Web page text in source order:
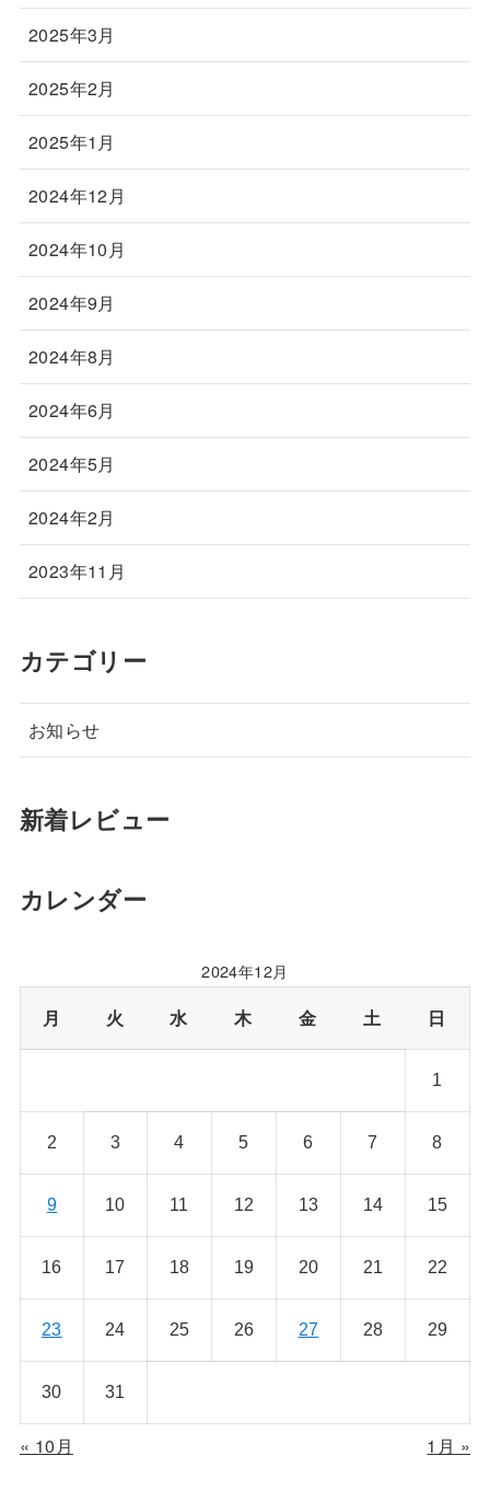
2025年3月
2025年2月
2025年1月
2024年12月
2024年10月
2024年9月
2024年8月
2024年6月
2024年5月
2024年2月
2023年11月
カテゴリー
お知らせ
新着レビュー
カレンダー
2024年12月
月 火 水 木 金 土 日
1
2 3 4 5 6 7 8
9 10 11 12 13 14 15
16 17 18 19 20 21 22
23 24 25 26 27 28 29
30 31
« 10月 1月 »